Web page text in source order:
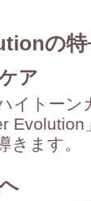
の特
ア
イトー
きます。